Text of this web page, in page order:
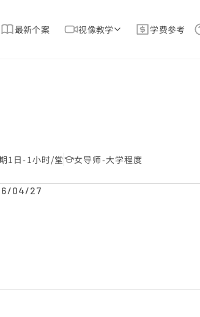
最新个案 视像教学 学费参考
介
1日-1小时/堂 女导师-大学程度
04/27